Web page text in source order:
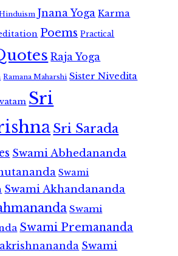
Jnana Yoga Karma
Poems Practical
Raja Yoga
Ramana Maharshi Sister Nivedita
Sri
Sri Sarada
Swami Abhedananda
Swami
Swami Akhandananda
Swami
Swami Premananda
Swami